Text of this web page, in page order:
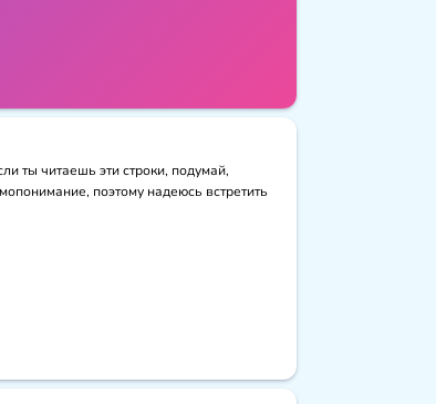
ты читаешь эти строки, подумай,
поэтому надеюсь встретить